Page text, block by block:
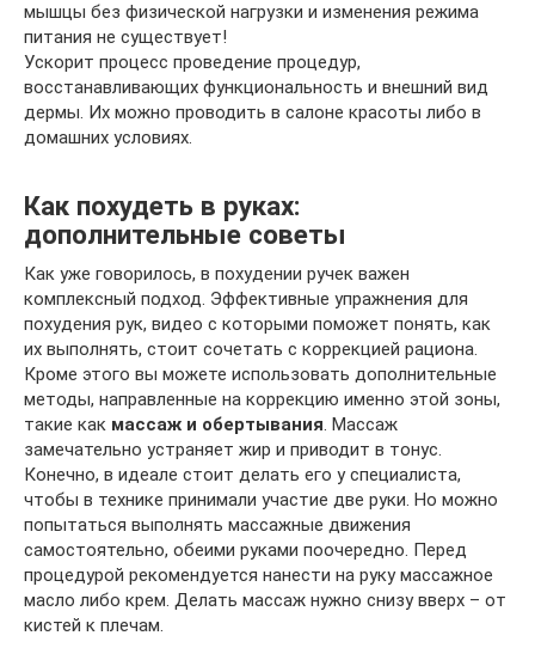
мышцы без физической нагрузки и изменения режима
питания не существует!
Ускорит процесс проведение процедур,
восстанавливающих функциональность и внешний вид
дермы. Их можно проводить в салоне красоты либо в
домашних условиях.
Как похудеть в руках:
дополнительные советы
Как уже говорилось, в похудении ручек важен
комплексный подход. Эффективные упражнения для
похудения рук, видео с которыми поможет понять, как
их выполнять, стоит сочетать с коррекцией рациона.
Кроме этого вы можете использовать дополнительные
методы, направленные на коррекцию именно этой зоны,
такие как массаж и обертывания. Массаж
замечательно устраняет жир и приводит в тонус.
Конечно, в идеале стоит делать его у специалиста,
чтобы в технике принимали участие две руки. Но можно
попытаться выполнять массажные движения
самостоятельно, обеими руками поочередно. Перед
процедурой рекомендуется нанести на руку массажное
масло либо крем. Делать массаж нужно снизу вверх – от
кистей к плечам.